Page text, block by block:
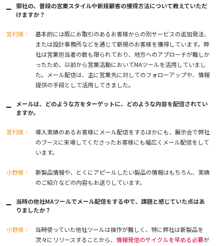
御社の、普段の営業スタイルや新規顧客の獲得方法について教えていただ
けますか？
宮村様：
基本的には既にお取引のあるお客様からの別サービスの追加発注、
または設計事務所などを通じて新規のお客様を獲得しています。弊
社は営業担当者の数も限られており、地方へのアプローチが難しか
ったため、以前から営業活動においてMAツールを活用していまし
た。メール配信は、主に営業先に対してのフォローアップや、情報
提供の手段として活用してきました。
メールは、どのような方をターゲットに、どのような内容を配信されてい
ますか。
宮村様：
導入実績のあるお客様にメール配信をするほかにも、展示会で弊社
のブースに来場してくださったお客様にも幅広くメール配信をして
います。
小野様：
新製品情報や、とくにアピールしたい製品の情報はもちろん、実績
のご紹介などの内容もお送りしています。
当時の他社MAツールでメール配信をする中で、課題と感じていた点はあ
りましたか？
小野様：
当時使っていた他社ツールは操作が難しく、特に弊社は新製品を
次々にリリースすることから、情報発信のサイクルを早める必要が